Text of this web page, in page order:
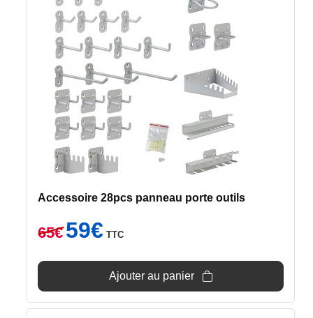
Accessoire 28pcs panneau porte outils
65€
Le
prix
59€prix
est :
TTC
Ajouter au panier